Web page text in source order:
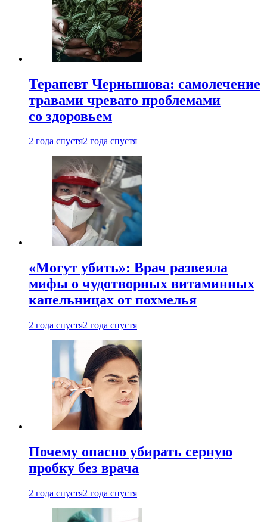
Терапевт Чернышова: самолечение
травами чревато проблемами
со здоровьем
2 года спустя2 года спустя
«Могут убить»: Врач развеяла
мифы о чудотворных витаминных
капельницах от похмелья
2 года спустя2 года спустя
Почему опасно убирать серную
пробку без врача
2 года спустя2 года спустя